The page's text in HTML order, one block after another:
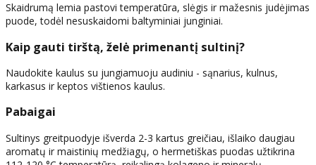
Skaidrumą lemia pastovi temperatūra, slėgis ir mažesnis judėjimas
puode, todėl nesuskaidomi baltyminiai junginiai.
Kaip gauti tirštą, želė primenantį sultinį?
Naudokite kaulus su jungiamuoju audiniu - sąnarius, kulnus,
karkasus ir keptos vištienos kaulus.
Pabaigai
Sultinys greitpuodyje išverda 2-3 kartus greičiau, išlaiko daugiau
aromatų ir maistinių medžiagų, o hermetiškas puodas užtikrina